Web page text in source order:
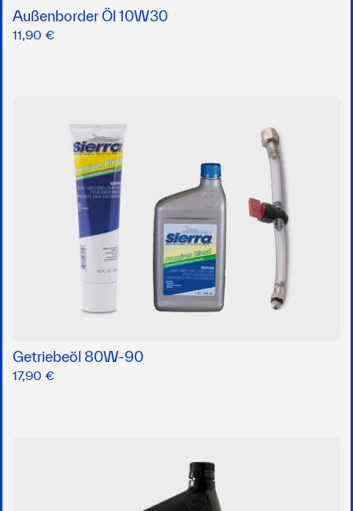
Außenborder Öl 10W30
11,90 €
Getriebeöl 80W-90
17,90 €